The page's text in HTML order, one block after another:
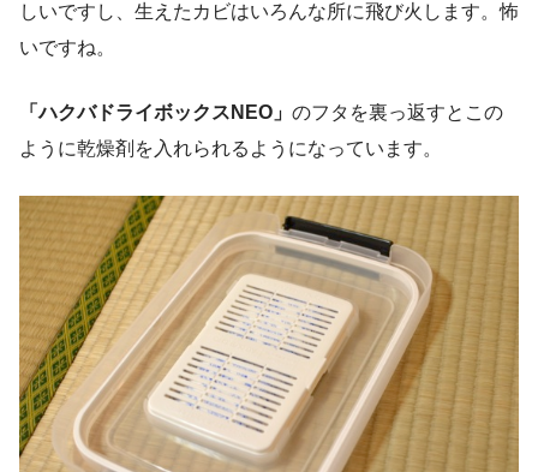
しいですし、生えたカビはいろんな所に飛び火します。怖
いですね。
「ハクバドライボックスNEO」 のフタを裏っ返すとこの
ように乾燥剤を入れられるようになっています。